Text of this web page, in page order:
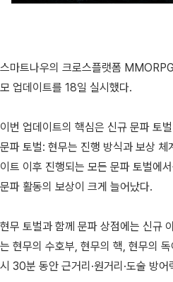
스마트나우의 크로스플랫폼
모 업데이트를 18일 실시했다.
이번 업데이트의 핵심은 신규 문파 토
문파 토벌: 현무는 진행 방식과 보상
이트 이후 진행되는 모든 문파 토벌에
문파 활동의 보상이 크게 늘어났다.
현무 토벌과 함께 문파 상점에는 신규
는 현무의 수호부, 현무의 핵, 현무의
시 30분 동안 근거리·원거리·도술 방